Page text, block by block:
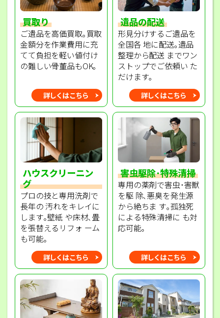
買取り
ご遺品を高価買取｡買取
金額分を作業費用に充
てて負担を軽い値付け
の難しい骨董品もOK｡
詳しくはこちら
遺品の配送
形見分けするご遺品を
全国各 地に配送｡遺品
整理から配送 までワン
ストップでご依頼い た
だけます｡
詳しくはこちら
ハウスクリーニン
グ
プロの技と専用洗剤で
長年の 汚れをキレイに
します｡壁紙 や床材､畳
を張替えるリフォ ーム
も可能｡
詳しくはこちら
害虫駆除･特殊清掃
専用の薬剤で害虫･害獣
を駆 除､悪臭を発生源
から絶ちま す｡孤独死
による特殊清掃に も対
応可能｡
詳しくはこちら